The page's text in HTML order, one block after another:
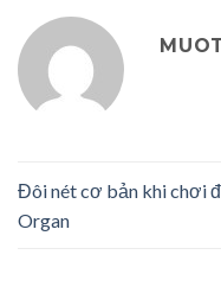
Đôi nét cơ bản khi chơi
Organ